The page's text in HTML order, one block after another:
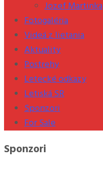
Jozef Martinka
Fotogaléria
Videá z lietania
Aktuality
Postrehy
Letecké odkazy
Letiská SR
Sponzori
For Sale
Sponzori